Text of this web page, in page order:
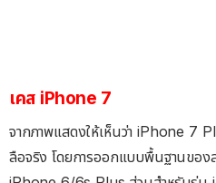
เคส iPhone 7
จากภาพแสดงให้เห็นว่า iPhone 7
ลือจริง โดยการออกแบบพื้นฐานขอ